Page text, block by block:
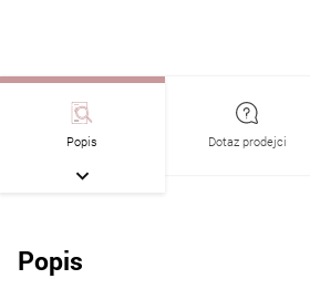
Popis Dotaz prodejci
Popis